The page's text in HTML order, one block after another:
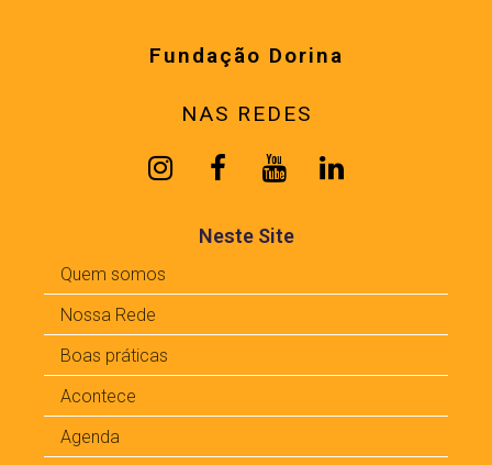
Fundação Dorina
NAS REDES
Neste Site
Quem somos
Nossa Rede
Boas práticas
Acontece
Agenda